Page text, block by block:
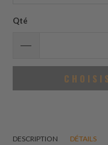
Qté
DESCRIPTION DÉTAILS